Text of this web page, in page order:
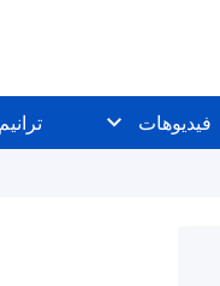
فيديوهات ترانيم